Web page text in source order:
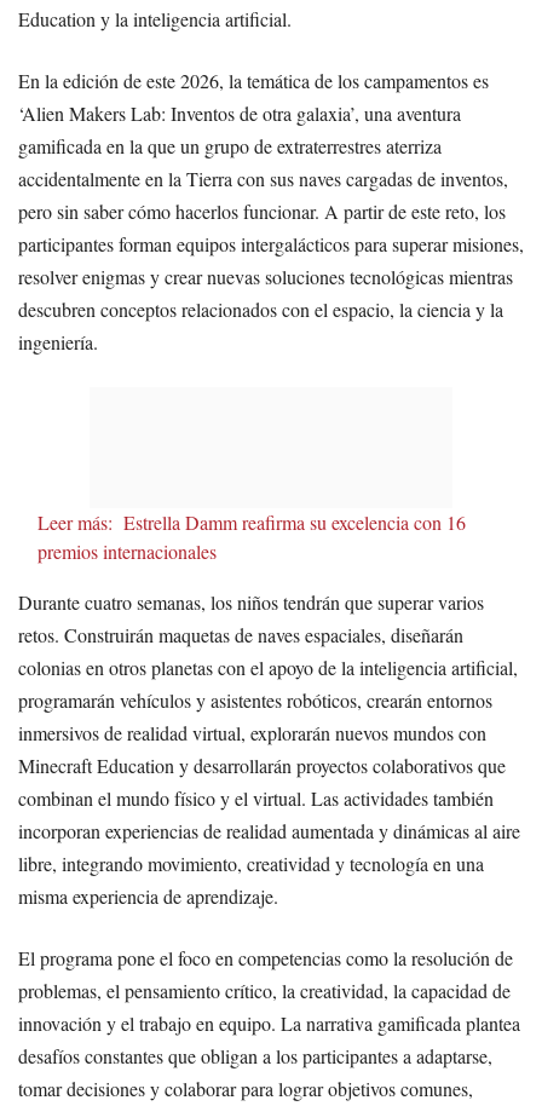
Education y la inteligencia artificial.
En la edición de este 2026, la temática de los campamentos es
‘Alien Makers Lab: Inventos de otra galaxia’, una aventura
gamificada en la que un grupo de extraterrestres aterriza
accidentalmente en la Tierra con sus naves cargadas de inventos,
pero sin saber cómo hacerlos funcionar. A partir de este reto, los
participantes forman equipos intergalácticos para superar misiones,
resolver enigmas y crear nuevas soluciones tecnológicas mientras
descubren conceptos relacionados con el espacio, la ciencia y la
ingeniería.
Leer más: Estrella Damm reafirma su excelencia con 16
premios internacionales
Durante cuatro semanas, los niños tendrán que superar varios
retos. Construirán maquetas de naves espaciales, diseñarán
colonias en otros planetas con el apoyo de la inteligencia artificial,
programarán vehículos y asistentes robóticos, crearán entornos
inmersivos de realidad virtual, explorarán nuevos mundos con
Minecraft Education y desarrollarán proyectos colaborativos que
combinan el mundo físico y el virtual. Las actividades también
incorporan experiencias de realidad aumentada y dinámicas al aire
libre, integrando movimiento, creatividad y tecnología en una
misma experiencia de aprendizaje.
El programa pone el foco en competencias como la resolución de
problemas, el pensamiento crítico, la creatividad, la capacidad de
innovación y el trabajo en equipo. La narrativa gamificada plantea
desafíos constantes que obligan a los participantes a adaptarse,
tomar decisiones y colaborar para lograr objetivos comunes,